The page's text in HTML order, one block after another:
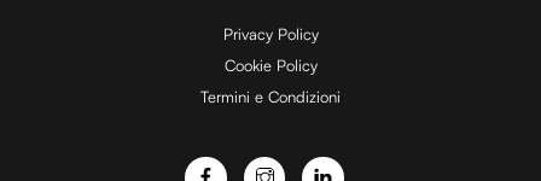
e
o
Privacy Policy
Cookie Policy
Termini e Condizioni